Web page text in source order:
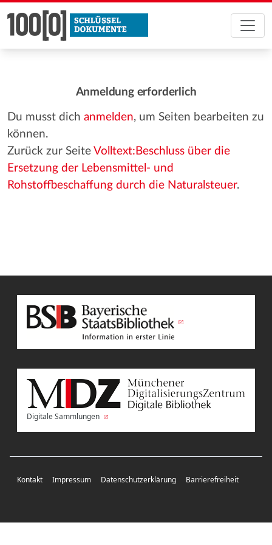
Anmeldung erforderlich
Du musst dich anmelden, um Seiten bearbeiten zu
können.
Zurück zur Seite Volltext:Beschluss über die
Ersetzung der Lebensmittel- und
Rohstoffbeschaffung durch die Naturalsteuer.
Digitale Sammlungen
Kontakt Impressum Datenschutzerklärung Barrierefreiheit